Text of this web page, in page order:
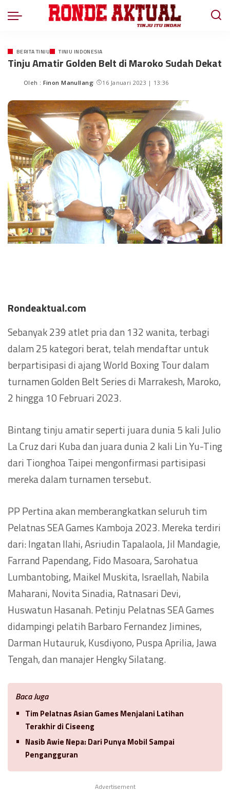
BERITA TINJU TINJU INDONESIA
Tinju Amatir Golden Belt di Maroko Sudah Dekat
Oleh : Finon Manullang 16 Januari 2023 | 13:36
Rondeaktual.com
Sebanyak 239 atlet pria dan 132 wanita, terbagi
dalam 25 kategori berat, telah mendaftar untuk
berpartisipasi di ajang World Boxing Tour dalam
turnamen Golden Belt Series di Marrakesh, Maroko,
2 hingga 10 Februari 2023.
Bintang tinju amatir seperti juara dunia 5 kali Julio
La Cruz dari Kuba dan juara dunia 2 kali Lin Yu-Ting
dari Tionghoa Taipei mengonfirmasi partisipasi
mereka dalam turnamen tersebut.
PP Pertina akan memberangkatkan seluruh tim
Pelatnas SEA Games Kamboja 2023. Mereka terdiri
dari: Ingatan Ilahi, Asriudin Tapalaola, Jil Mandagie,
Farrand Papendang, Fido Masoara, Sarohatua
Lumbantobing, Maikel Muskita, Israellah, Nabila
Maharani, Novita Sinadia, Ratnasari Devi,
Huswatun Hasanah. Petinju Pelatnas SEA Games
didampingi pelatih Barbaro Fernandez Jimines,
Darman Hutauruk, Kusdiyono, Puspa Aprilia, Jawa
Tengah, dan manajer Hengky Silatang.
Baca Juga
Tim Pelatnas Asian Games Menjalani Latihan
Terakhir di Ciseeng
Nasib Awie Nepa: Dari Punya Mobil Sampai
Pengangguran
Advertisement